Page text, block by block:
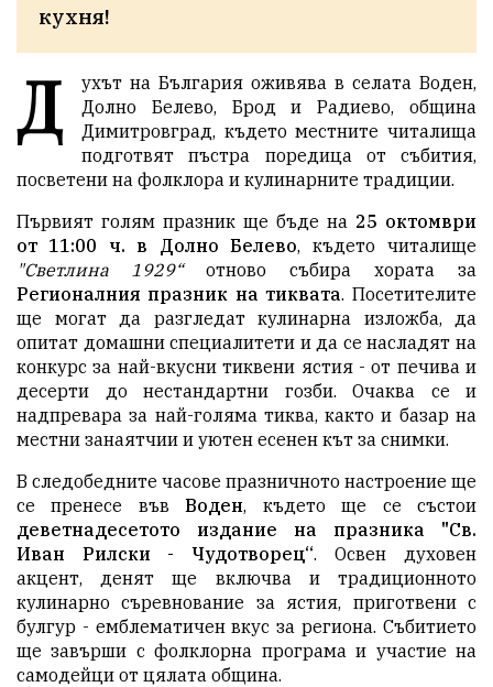
кухня!
Д
ухът на България оживява в селата Воден,
Долно Белево, Брод и Радиево, община
Димитровград, където местните читалища
подготвят пъстра поредица от събития,
посветени на фолклора и кулинарните традиции.
Първият голям празник ще бъде на 25 октомври
от 11:00 ч. в Долно Белево, където читалище
"Светлина 1929“отново събира хората за
Регионалния празник на тиквата. Посетителите
ще могат да разгледат кулинарна изложба, да
опитат домашни специалитети и да се насладят на
конкурс за най-вкусни тиквени ястия - от печива и
десерти до нестандартни гозби. Очаква се и
надпревара за най-голяма тиква, както и базар на
местни занаятчии и уютен есенен кът за снимки.
В следобедните часове празничното настроение ще
се пренесе във Воден, където ще се състои
деветнадесетото издание на празника "Св.
Иван Рилски - Чудотворец“. Освен духовен
акцент, денят ще включва и традиционното
кулинарно съревнование за ястия, приготвени с
булгур - емблематичен вкус за региона. Събитието
ще завърши с фолклорна програма и участие на
самодейци от цялата община.